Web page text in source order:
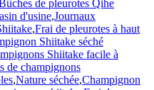
Bûches de pleurotes Qihe
d'usine,Journaux
,Frai de pleurotes à haut
Shiitake séché
Shiitake facile à
de champignons
,Nature séchée,Champignon